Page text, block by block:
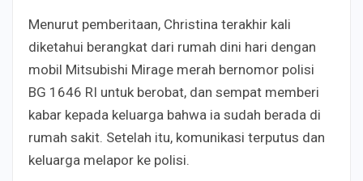
Menurut pemberitaan, Christina terakhir kali
diketahui berangkat dari rumah dini hari dengan
mobil Mitsubishi Mirage merah bernomor polisi
BG 1646 RI untuk berobat, dan sempat memberi
kabar kepada keluarga bahwa ia sudah berada di
rumah sakit. Setelah itu, komunikasi terputus dan
keluarga melapor ke polisi.